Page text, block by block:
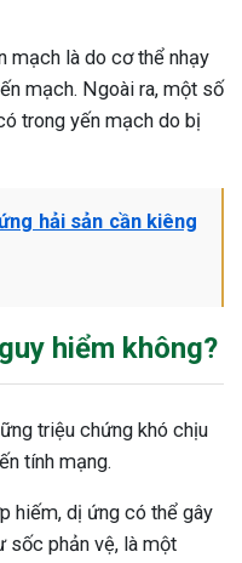
mạch là do cơ thể nhạy
mạch. Ngoài ra, một số
trong yến mạch do bị
hải sản cần kiêng
hiểm không?
triệu chứng khó chịu
tính mạng.
hiếm, dị ứng có thể gây
sốc phản vệ, là một